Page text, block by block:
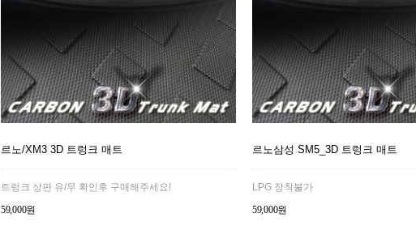
르노/XM3 3D 트렁크 매트
트렁크 상판 유/무 확인후 구매해주세요!
59,000원
르노삼성 SM5_3D 트렁크 매트
LPG 장착불가
59,000원